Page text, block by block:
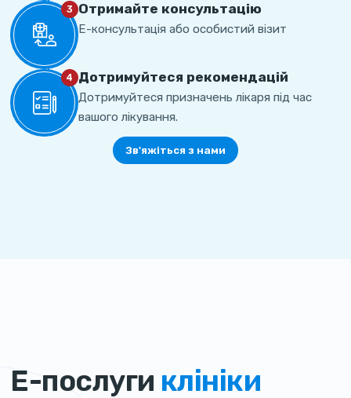
3 Отримайте консультацію
Е-консультація або особистий візит
4 Дотримуйтеся рекомендацій
Дотримуйтеся призначень лікаря під час
вашого лікування.
Зв'яжіться з нами
Е-послуги клініки